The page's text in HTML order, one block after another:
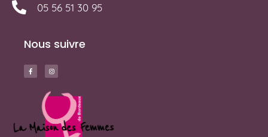
05 56 51 30 95
Nous suivre